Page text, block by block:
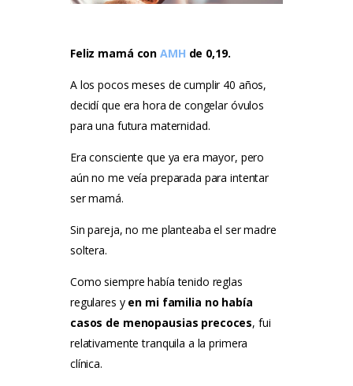
Tarifas
Método Tung
Blog
Contacto
Feliz mamá conAMH de 0,19.
A los pocos meses de cumplir 40 años,
decidí que era hora de congelar óvulos
para una futura maternidad.
Era consciente que ya era mayor, pero
aún no me veía preparada para intentar
ser mamá.
Sin pareja, no me planteaba el ser madre
soltera.
Como siempre había tenido reglas
regulares y en mi familia no había
casos de menopausias precoces, fui
relativamente tranquila a la primera
clínica.